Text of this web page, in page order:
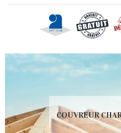
COUVREUR